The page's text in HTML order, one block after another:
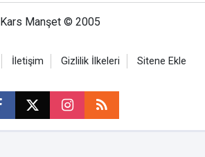
Kars Manşet © 2005
İletişim Gizlilik İlkeleri Sitene Ekle